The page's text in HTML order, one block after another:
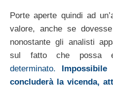
Porte aperte quindi ad
valore, anche se
nonostante gli analisti
sul fatto che possa
determinato.
concluderà la vicenda,